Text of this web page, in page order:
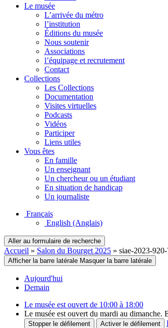
Le musée
L’arrivée du métro
l’institution
Éditions du musée
Nous soutenir
Associations
l’équipage et recrutement
Contact
Collections
Les Collections
Documentation
Visites virtuelles
Podcasts
Vidéos
Participer
Liens utiles
Vous êtes
En famille
Un enseignant
Un chercheur ou un étudiant
En situation de handicap
Un journaliste
Français
English (Anglais)
Aller au formulaire de recherche
Accueil » Salon du Bourget 2025 » siae-2023-
Afficher la barre latérale Masquer la barre latérale
Aujourd'hui
Demain
Le musée est ouvert de 10:00 à 18:00
Le musée est ouvert du mardi au dimanche.
Stopper le défilement Activer le défilement